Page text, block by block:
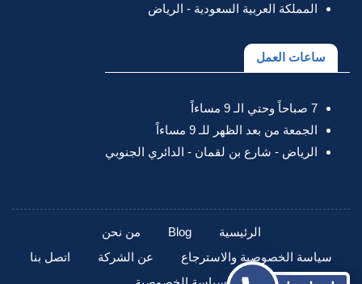
المملكة العربية السعودية - الرياض
ساعات العمل
7 صباحاً وحتي الـ 9 مساءاً
الجمعة من بعد الظهر للـ 9 مساءاً
الرياض - شارع بن لقمان - الدائري الجنوبي
الرئيسية Blog
من نحن
سياسة الخصوصية والاسترجاع
عن الشركة
اتصل بنا